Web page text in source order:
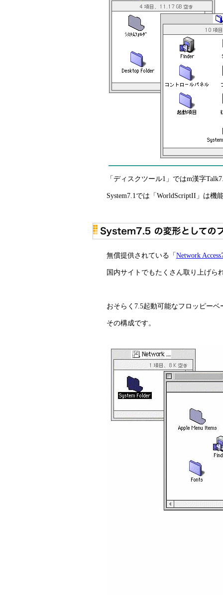
「ディスクツール1」ではm漢字
System7.1では 「WorldScriptII」は機
無償提供されている「 Network
国内サイトでもたくさん取り上げら
おそらく7.5起動可能なフロッピー
その構成です。